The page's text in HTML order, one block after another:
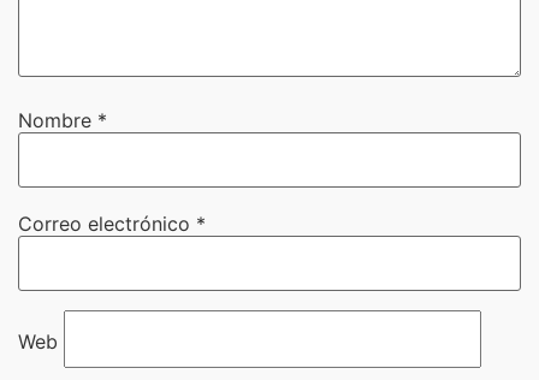
Nombre *
Correo electrónico *
Web